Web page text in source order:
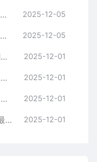
【第14071期】小红书虚拟资料新风口，0成本可复制，一人多店跑出稳定1000+玩法 2025-12-05
【第14031期】AI制作微课视频，一单300-1000+，蓝海项目，单子做不完，提供接单渠道！ 2025-12-05
【第14025期】小白也能做！AI辅助制作古风MV，小红薯一单100 2025-12-01
【第14020期】AI自动写小说，一键生成120万字，普通人每月也能躺赚2w+ 2025-12-01
【第14019期】年前风口！淘宝带货，无人直播160小时卖了6万！ 2025-12-01
【第14006期】2025公众号小绿书，最新多种赛道新玩法，小白日入500+ 2025-12-01